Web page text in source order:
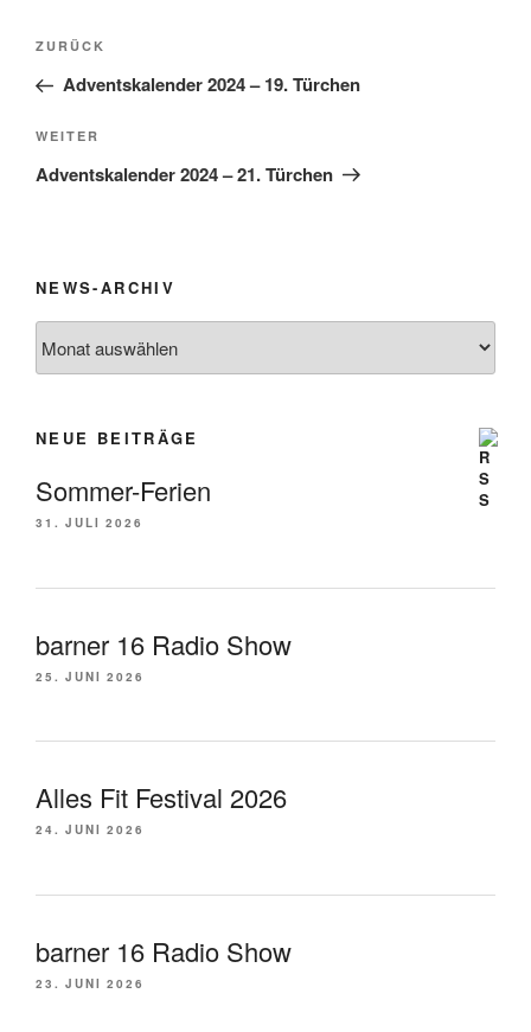
Beitragsnavigation
Vorheriger
Beitrag
ZURÜCK
Adventskalender 2024 – 19. Türchen
Nächster
Beitrag
WEITER
Adventskalender 2024 – 21. Türchen
NEWS-ARCHIV
Archiv
NEUE BEITRÄGE
Sommer-Ferien
31. JULI 2026
barner 16 Radio Show
25. JUNI 2026
Alles Fit Festival 2026
24. JUNI 2026
barner 16 Radio Show
23. JUNI 2026